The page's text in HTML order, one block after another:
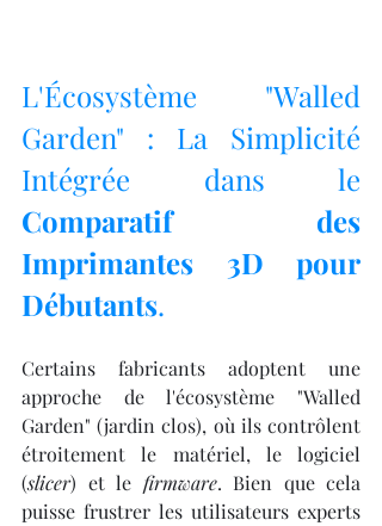
L'Écosystème "Walled
Garden" : La Simplicité
Comparatif des
Imprimantes 3D pour
Débutants.
Certains fabricants adoptent une
approche de l'écosystème "Walled
Garden" (jardin clos), où ils contrôlent
étroitement le matériel, le logiciel
(slicer) et le firmware. Bien que cela